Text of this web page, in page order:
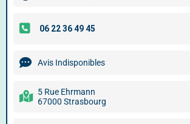
Avis Indisponibles
5 Rue Ehrmann
67000 Strasbourg